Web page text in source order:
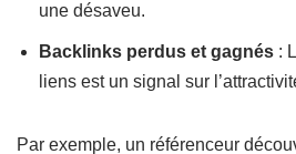
une désaveu.
Backlinks perdus et gagnés :
liens est un signal sur
Par exemple, un référenceur